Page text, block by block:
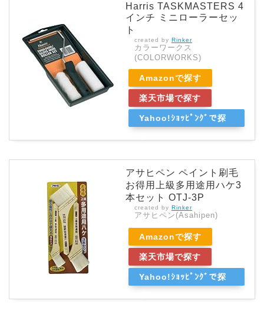
Harris TASKMASTERS 4
インチ ミニローラーセッ
ト
created by Rinker
カラーワークス
(COLORWORKS)
Amazonで探す
楽天市場で探す
Yahoo!ｼｮｯﾋﾟﾝｸﾞで探
アサヒペン ペイント刷毛
お得用上級多用途用ハケ3
本セット OTJ-3P
created by Rinker
アサヒペン(Asahipen)
Amazonで探す
楽天市場で探す
Yahoo!ｼｮｯﾋﾟﾝｸﾞで探